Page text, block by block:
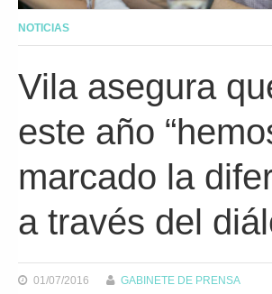
NOTICIAS
Vila asegura
este año
marcado la
a través del
01/07/2016 GABINETE DE PRENSA